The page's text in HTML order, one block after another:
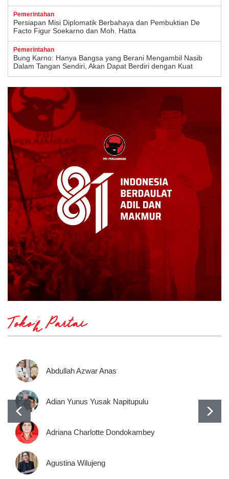
Pemerintahan
Persiapan Misi Diplomatik Berbahaya dan Pembuktian De
Facto Figur Soekarno dan Moh. Hatta
Pemerintahan
Bung Karno: Hanya Bangsa yang Berani Mengambil Nasib
Dalam Tangan Sendiri, Akan Dapat Berdiri dengan Kuat
Tokoh Partai
Abdullah Azwar Anas
Adian Yunus Yusak Napitupulu
Adriana Charlotte Dondokambey
Agustina Wilujeng